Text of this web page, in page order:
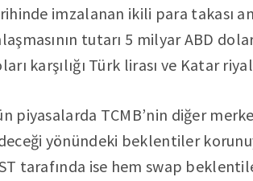
imzalanan ikili para takası
tutarı 5 milyar ABD
karşılığı Türk lirası ve Katar
piyasalarda TCMB’nin diğer
yönündeki beklentiler
tarafında ise hem swap